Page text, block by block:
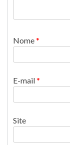
Nome*
E-mail*
Site